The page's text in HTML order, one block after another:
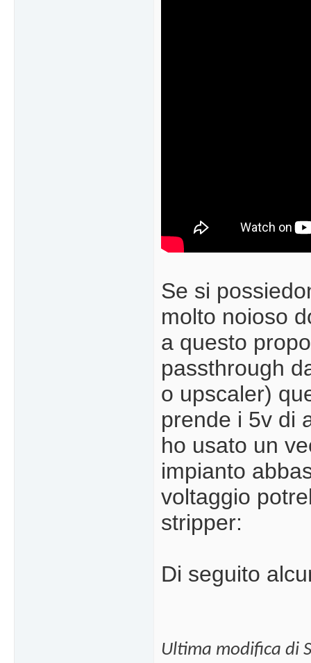
Se si
molto noioso
a questo
passthrough
o upscaler)
prende i 5v di
ho usato un
impianto
voltaggio
stripper:
Di seguito
Ultima modifica di